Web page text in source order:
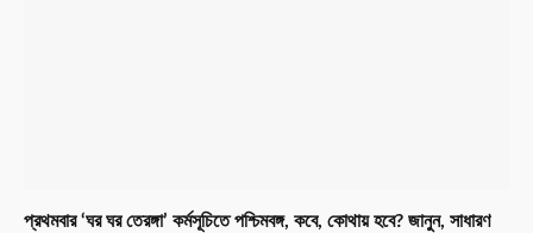
প্রথমবার ‘ঘর ঘর তেরঙ্গা’ কর্মসূচিতে পশ্চিমবঙ্গ, কবে, কোথায় হবে? জানুন, সাধারণ